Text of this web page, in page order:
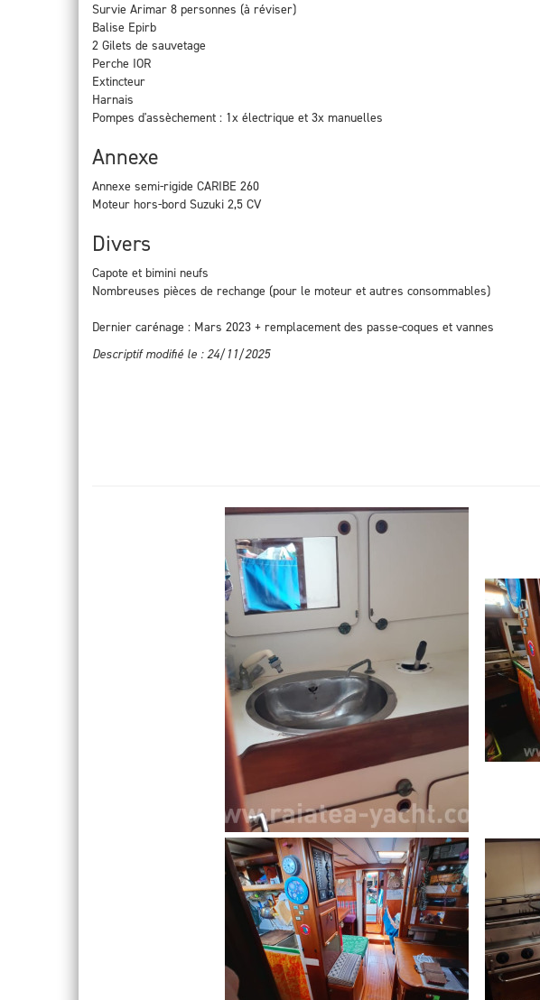
Survie Arimar 8 personnes (à réviser)
Balise Epirb
2 Gilets de sauvetage
Perche IOR
Extincteur
Harnais
Pompes d'assèchement : 1x électrique et 3x manuelles
Annexe
Annexe semi-rigide CARIBE 260
Moteur hors-bord Suzuki 2,5 CV
Divers
Capote et bimini neufs
Nombreuses pièces de rechange (pour le moteur et autres consommables)
Dernier carénage : Mars 2023 + remplacement des passe-coques et vannes
Descriptif modifié le : 24/11/2025